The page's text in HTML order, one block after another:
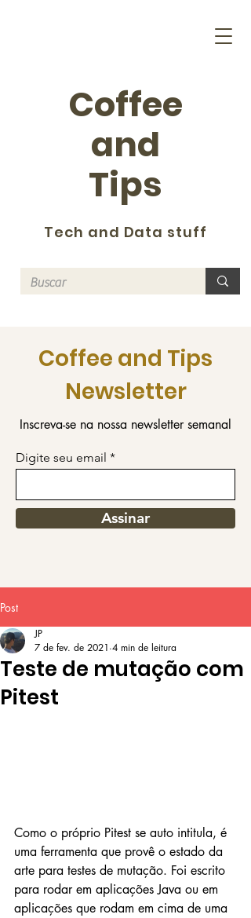
Coffee
and
Tips
Tech and Data stuff
Coffee and Tips
Newsletter
Inscreva-se na nossa newsletter semanal
Digite seu email
Assinar
Post
Teste de mutação com
Pitest
JP
7 de fev. de 2021 4 min de leitura
Como o próprio Pitest se auto intitula, é
uma ferramenta que provê o estado da
arte para testes de mutação. Foi escrito
para rodar em aplicações Java ou em
aplicações que rodam em cima de uma